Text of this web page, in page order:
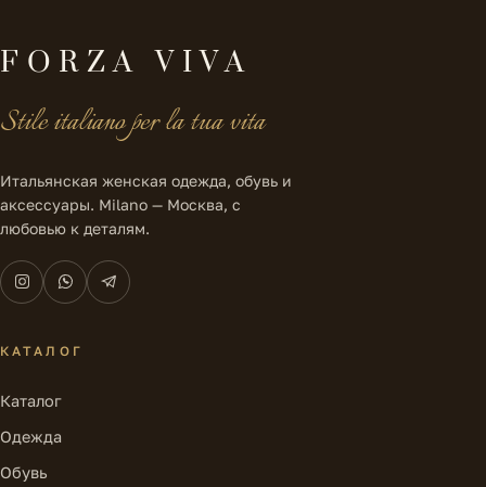
FORZA VIVA
Stile italiano per la tua vita
Итальянская женская одежда, обувь и
аксессуары. Milano — Москва, с
любовью к деталям.
КАТАЛОГ
Каталог
Одежда
Обувь